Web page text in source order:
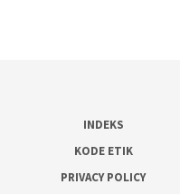
INDEKS
KODE ETIK
PRIVACY POLICY